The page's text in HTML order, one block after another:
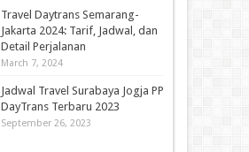
Travel Daytrans Semarang-
Jakarta 2024: Tarif, Jadwal, dan
Detail Perjalanan
March 7, 2024
Jadwal Travel Surabaya Jogja PP
DayTrans Terbaru 2023
September 26, 2023